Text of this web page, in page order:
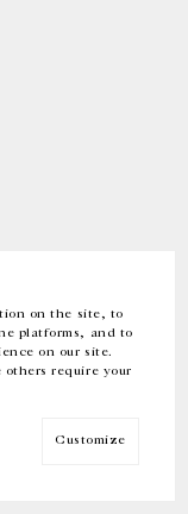
on the site, to
platforms, and to
on our site.
require your
Customize